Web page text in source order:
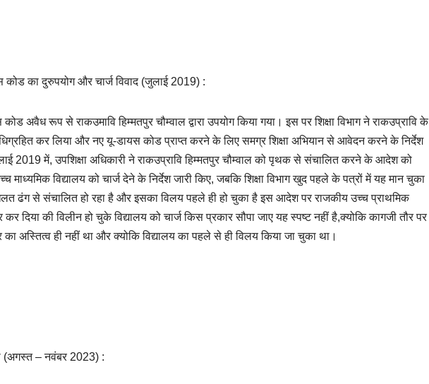
का दुरुपयोग और चार्ज विवाद (जुलाई 2019) :
अवैध रूप से राकउमावि हिम्मतपुर चौम्वाल द्वारा उपयोग किया गया। इस पर शिक्षा विभाग ने राकउप्रावि के
कर लिया और नए यू-डायस कोड प्राप्त करने के लिए समग्र शिक्षा अभियान से आवेदन करने के निर्देश
2019 में, उपशिक्षा अधिकारी ने राकउप्रावि हिम्मतपुर चौम्वाल को पृथक से संचालित करने के आदेश को
माध्यमिक विद्यालय को चार्ज देने के निर्देश जारी किए, जबकि शिक्षा विभाग खुद पहले के पत्रों में यह मान चुका
ढंग से संचालित हो रहा है और इसका विलय पहले ही हो चुका है इस आदेश पर राजकीय उच्च प्राथमिक
दिया की विलीन हो चुके विद्यालय को चार्ज किस प्रकार सौपा जाए यह स्पष्ट नहीं है,क्योकि कागजी तौर पर
का अस्तित्व ही नहीं था और क्योकि विद्यालय का पहले से ही विलय किया जा चुका था।
(अगस्त – नवंबर 2023) :